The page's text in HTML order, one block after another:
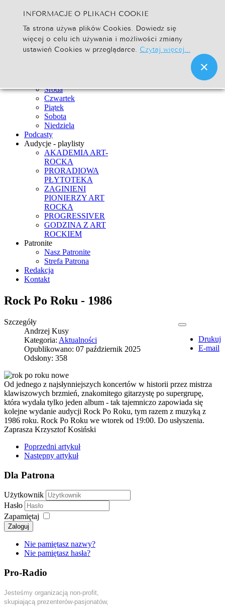
Szukaj... Go
Strona Główna
Newsy
Środa
Czwartek
Piątek
Sobota
Niedziela
Podcasty
Audycje - playlisty
AKADEMIA ART-
ROCKA
PRORADIOWA
PŁYTOTEKA
ZAGINIENI
PIONIERZY ART
ROCKA
PROGRESSIVER
GODZINA Z ART
ROCKIEM
Patronite
Nasz Patronite
Strefa Patrona
Redakcja
Kontakt
Rock Po Roku - 1986
Drukuj
E-mail
Szczegóły
Andrzej Kusy
Kategoria: Aktualności
Opublikowano: 07 październik 2025
Odsłony: 358
Od jednego z najsłynniejszych koncertów w historii przez mistrza
klawiszowych brzmień, znakomitego gitarzystę po supergrupę,
która wydała tylko jeden album - tak tajemniczo zapowiada się
kolejne wydanie audycji Rock Po Roku, tym razem z muzyką z
1986 roku. Rock Po Roku we wtorek od 19:00. Do usłyszenia.
Zaprasza Krzysztof Kosiński
Poprzedni artykuł
Następny artykuł
Dla Patrona
Użytkownik
Hasło
Zapamiętaj
Zaloguj
Nie pamiętasz nazwy?
Nie pamiętasz hasła?
Pro-Radio
Jesteśmy organizacją non-profit,
skupiającą prezenterów-pasjonatów,
INFORMACJE O PLIKACH COOKIE
Ta strona używa plików Cookies. Dowiedz się
więcej o celu ich używania i możliwości zmiany
ustawień Cookies w przeglądarce. Czytaj więcej...